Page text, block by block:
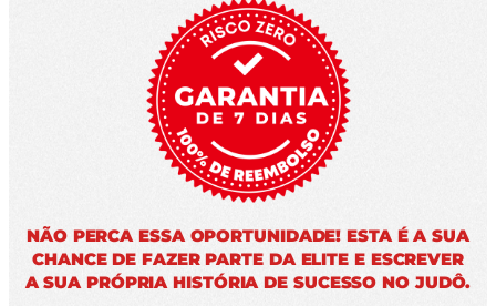
NÃO PERCA ESSA OPORTUNIDADE! ESTA É A SUA
CHANCE DE FAZER PARTE DA ELITE E ESCREVER
A SUA PRÓPRIA HISTÓRIA DE SUCESSO NO JUDÔ.